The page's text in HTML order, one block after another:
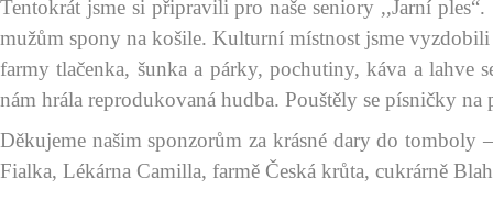
Tentokrát jsme si připravili pro naše seniory ,,Jarní
mužům spony na košile. Kulturní místnost jsme
farmy tlačenka, šunka a párky, pochutiny, káva a
nám hrála reprodukovaná hudba. Pouštěly se písničky
Děkujeme našim sponzorům za krásné dary do tomboly
Fialka, Lékárna Camilla, farmě Česká krůta, cukrárně